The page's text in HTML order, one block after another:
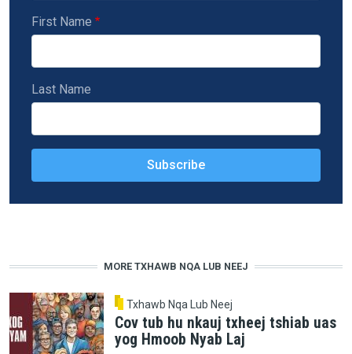
First Name
Last Name
MORE TXHAWB NQA LUB NEEJ
Txhawb Nqa Lub Neej
Cov tub hu nkauj txheej tshiab uas
yog Hmoob Nyab Laj